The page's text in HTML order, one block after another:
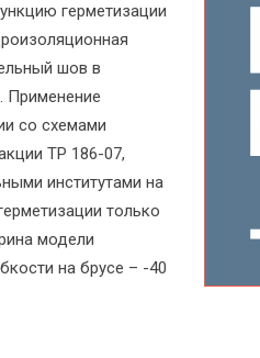
герметизации
шов в
Применение
со схемами
ТР 186-07,
институтами на
только
модели
на брусе – -40